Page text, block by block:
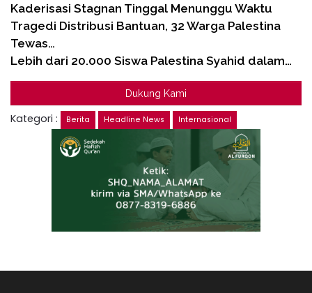
Kaderisasi Stagnan Tinggal Menunggu Waktu
Tragedi Distribusi Bantuan, 32 Warga Palestina
Tewas…
Lebih dari 20.000 Siswa Palestina Syahid dalam…
Dukung Kami
Kategori : Berita Headline News Internasional